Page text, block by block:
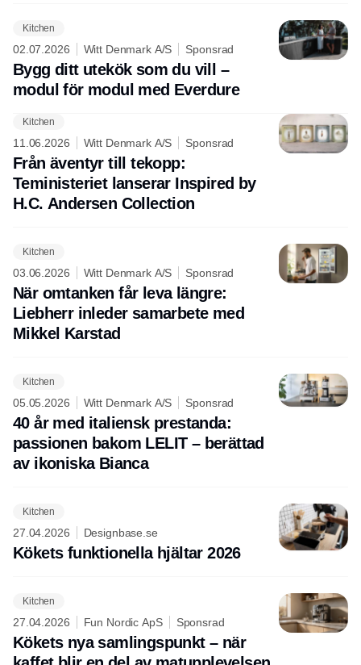
Kitchen
02.07.2026 Witt Denmark A/S Sponsrad
Bygg ditt utekök som du vill –
modul för modul med Everdure
Kitchen
11.06.2026 Witt Denmark A/S Sponsrad
Från äventyr till tekopp:
Teministeriet lanserar Inspired by
H.C. Andersen Collection
Kitchen
03.06.2026 Witt Denmark A/S Sponsrad
När omtanken får leva längre:
Liebherr inleder samarbete med
Mikkel Karstad
Kitchen
05.05.2026 Witt Denmark A/S Sponsrad
40 år med italiensk prestanda:
passionen bakom LELIT – berättad
av ikoniska Bianca
Kitchen
27.04.2026 Designbase.se
Kökets funktionella hjältar 2026
Kitchen
27.04.2026 Fun Nordic ApS Sponsrad
Kökets nya samlingspunkt – när